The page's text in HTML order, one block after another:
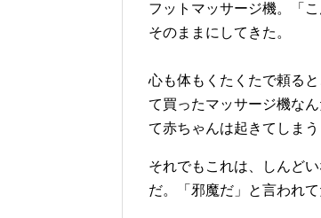
フットマッサージ機。「
そのままにしてきた。
心も体もくたくたで頼る
て買ったマッサージ機な
て赤ちゃんは起きてしま
それでもこれは、しんど
だ。「邪魔だ」と言われ